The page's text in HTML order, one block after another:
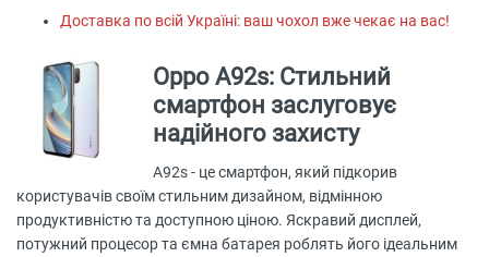
Доставка по всій Україні: ваш чохол вже чекає на вас!
Oppo A92s: Стильний
смартфон заслуговує
надійного захисту
A92s - це смартфон, який підкорив
користувачів своїм стильним дизайном, відмінною
продуктивністю та доступною ціною. Яскравий дисплей,
потужний процесор та ємна батарея роблять його ідеальним